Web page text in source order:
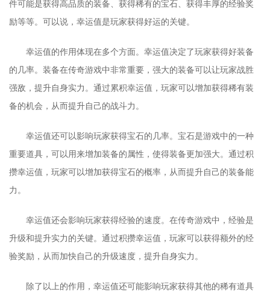
件可能是获得高品质的装备、获得稀有的宝石、获得丰厚的经验奖
励等等。可以说，幸运值是玩家获得好运的关键。
幸运值的作用体现在多个方面。幸运值决定了玩家获得好装备
的几率。装备在传奇游戏中非常重要，强大的装备可以让玩家战胜
强敌，提升自身实力。通过累积幸运值，玩家可以增加获得稀有装
备的机会，从而提升自己的战斗力。
幸运值还可以影响玩家获得宝石的几率。宝石是游戏中的一种
重要道具，可以用来增加装备的属性，使得装备更加强大。通过积
攒幸运值，玩家可以增加获得宝石的概率，从而提升自己的装备能
力。
幸运值还会影响玩家获得经验的速度。在传奇游戏中，经验是
升级和提升实力的关键。通过积攒幸运值，玩家可以获得额外的经
验奖励，从而加快自己的升级速度，提升自身实力。
除了以上的作用，幸运值还可能影响玩家获得其他的稀有道具